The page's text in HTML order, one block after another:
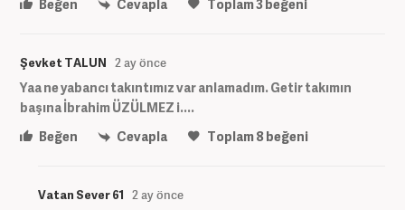
Beğen
Cevapla Toplam3beğeni
Şevket TALUN 2 ay önce
Yaa ne yabancı takıntımız var anlamadım. Getir takımın
başına İbrahim ÜZÜLMEZ i....
Beğen
Cevapla Toplam8beğeni
Vatan Sever 61 2 ay önce